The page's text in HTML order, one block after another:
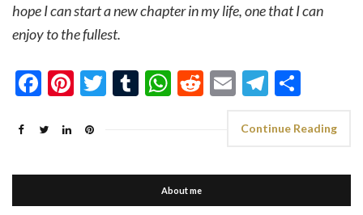
hope I can start a new chapter in my life, one that I can
enjoy to the fullest.
Facebook
Pinterest
Twitter
Tumblr
WhatsApp
Reddit
Email
Continue Reading
About me